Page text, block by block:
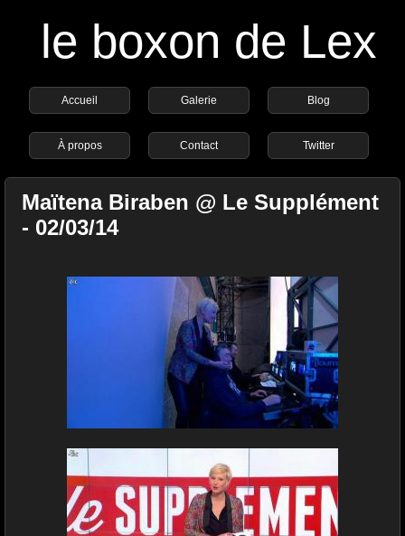
le boxon de Lex
Accueil Galerie Blog
À propos Contact Twitter
Maïtena Biraben @ Le Supplément
- 02/03/14